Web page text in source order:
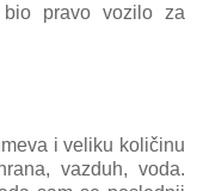
pravo vozilo za
i veliku količinu
vazduh, voda.